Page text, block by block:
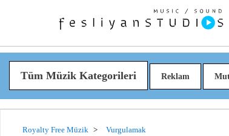
Tüm Müzik Kategorileri Reklam
Royalty Free Müzik Vurgulamak